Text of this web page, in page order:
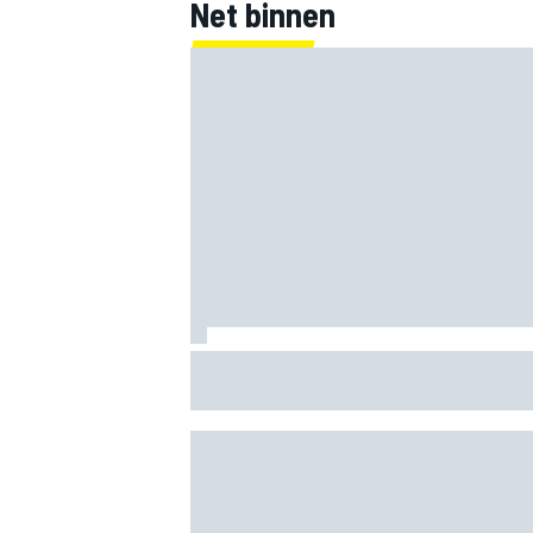
Net binnen